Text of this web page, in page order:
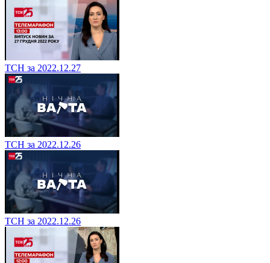
ТСН за 2022.12.27
ТСН за 2022.12.26
ТСН за 2022.12.26